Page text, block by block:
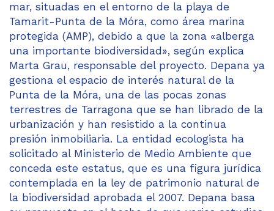
mar, situadas en el entorno de la playa de
Tamarit-Punta de la Móra, como área marina
protegida (AMP), debido a que la zona «alberga
una importante biodiversidad», según explica
Marta Grau, responsable del proyecto. Depana ya
gestiona el espacio de interés natural de la
Punta de la Móra, una de las pocas zonas
terrestres de Tarragona que se han librado de la
urbanización y han resistido a la continua
presión inmobiliaria. La entidad ecologista ha
solicitado al Ministerio de Medio Ambiente que
conceda este estatus, que es una figura jurídica
contemplada en la ley de patrimonio natural de
la biodiversidad aprobada el 2007. Depana basa